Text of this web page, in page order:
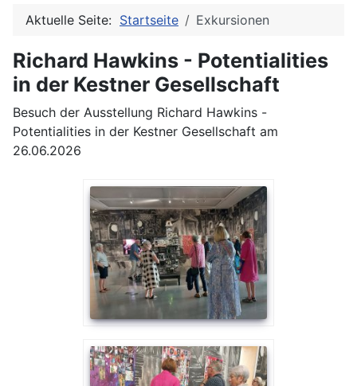
Aktuelle Seite: Startseite Exkursionen
Richard Hawkins - Potentialities
in der Kestner Gesellschaft
Besuch der Ausstellung Richard Hawkins -
Potentialities in der Kestner Gesellschaft am
26.06.2026